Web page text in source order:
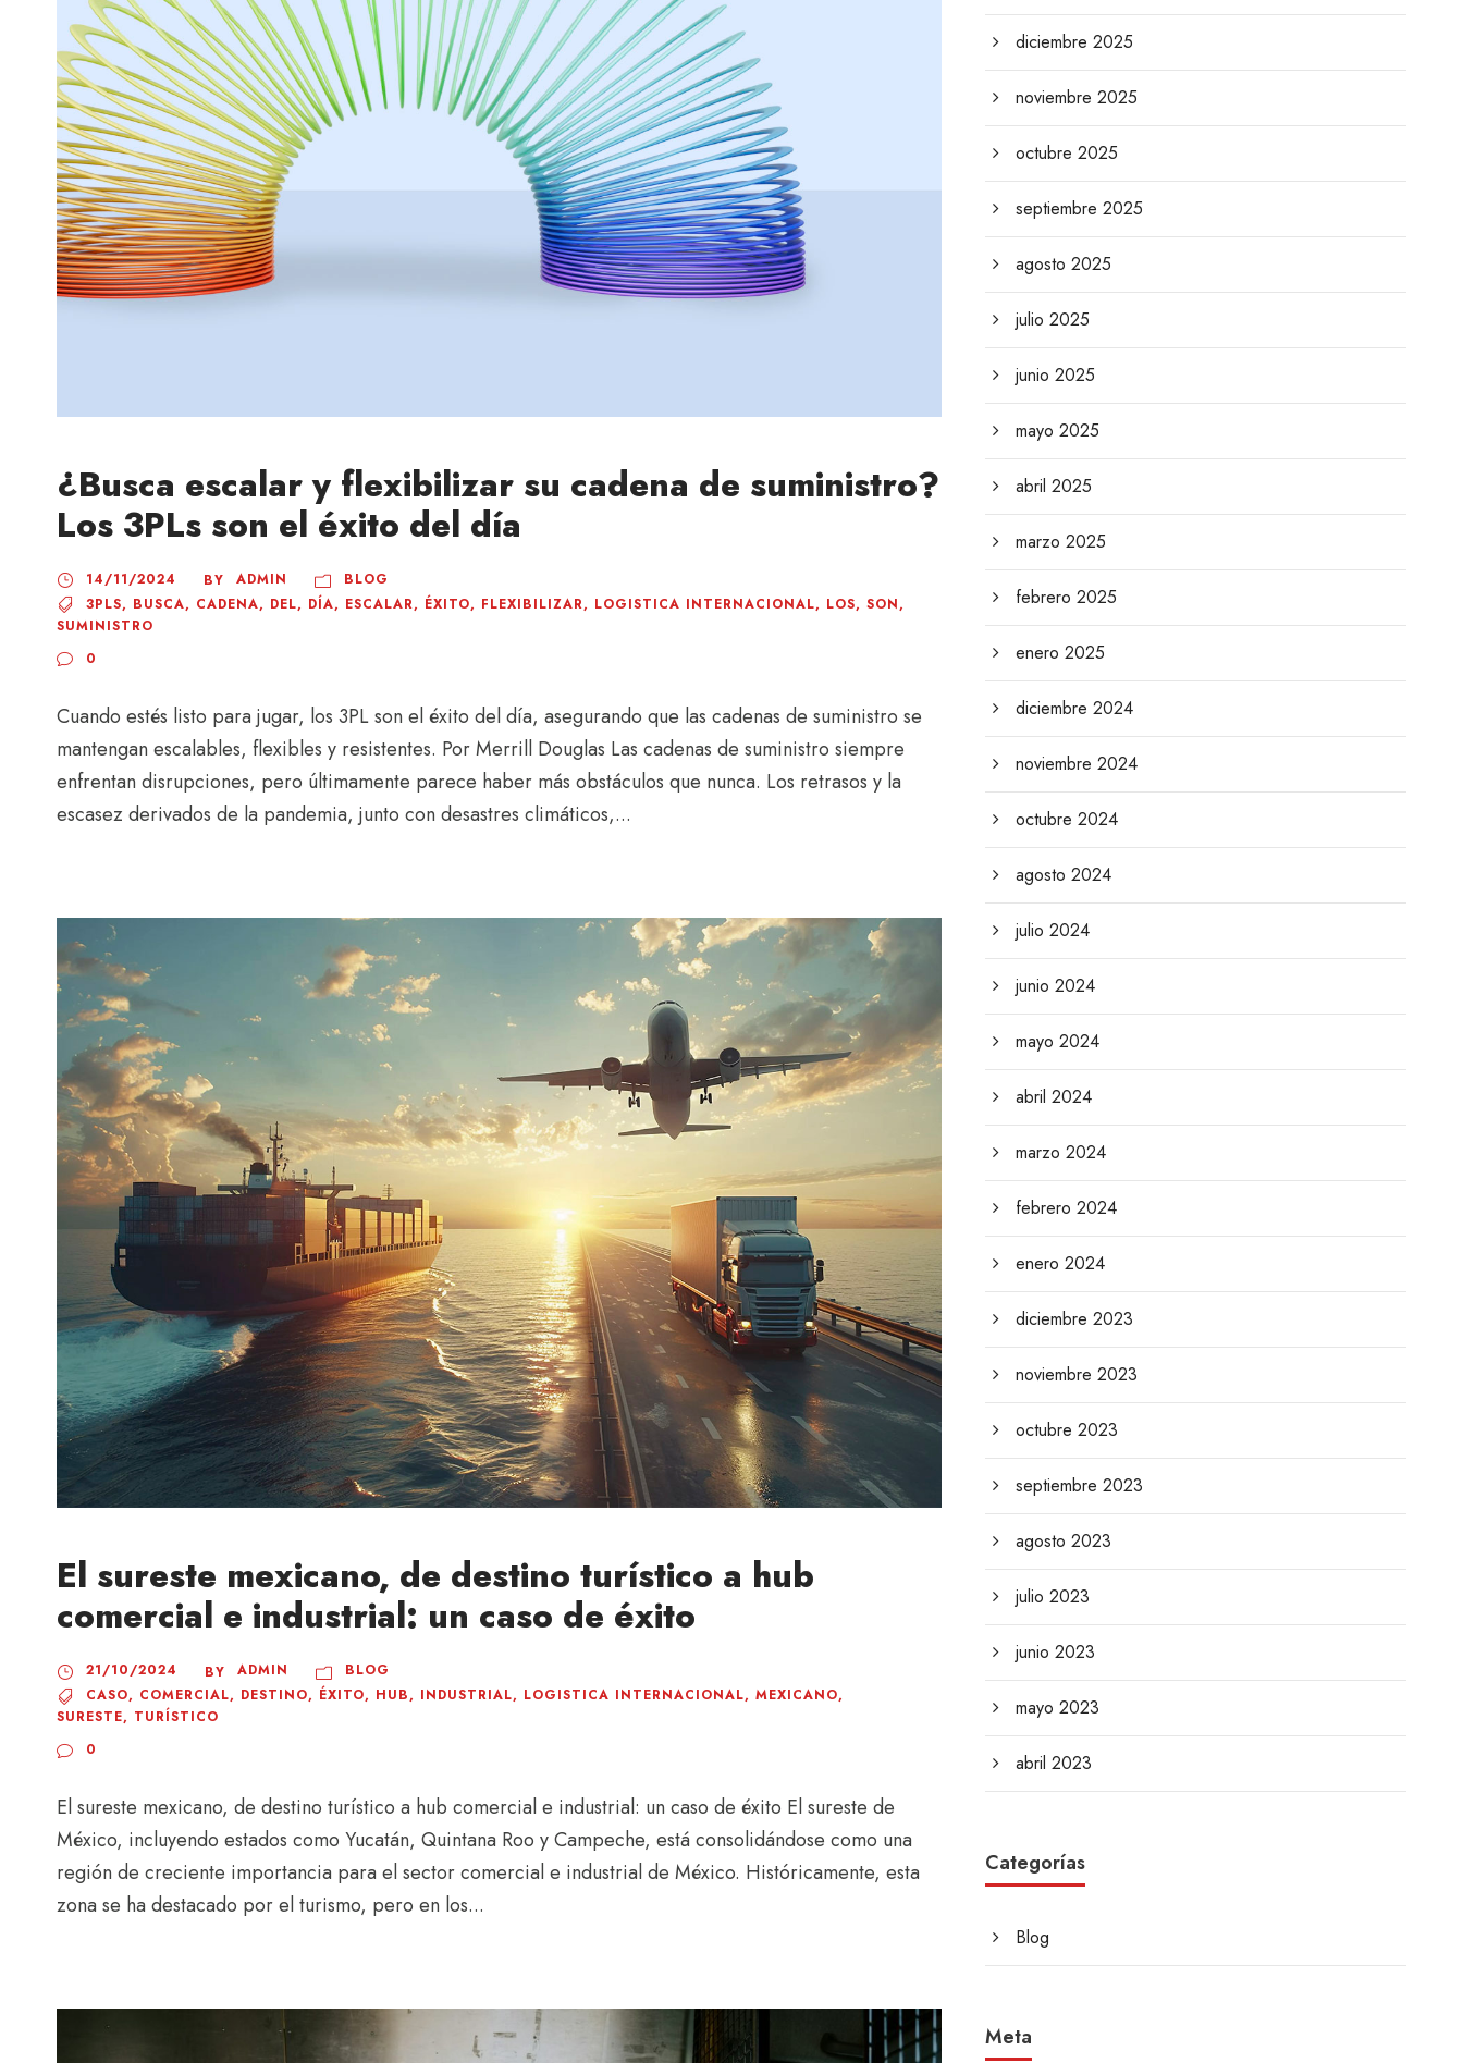
¿Busca escalar y flexibilizar su cadena de suministro?
Los 3PLs son el éxito del día
14/11/2024 BY ADMIN
BLOG
3PLS, BUSCA, CADENA, DEL, DÍA, ESCALAR, ÉXITO, FLEXIBILIZAR, LOGISTICA INTERNACIONAL, LOS, SON,
SUMINISTRO
0
Cuando estés listo para jugar, los 3PL son el éxito del día, asegurando que las cadenas de suministro se
mantengan escalables, flexibles y resistentes. Por Merrill Douglas Las cadenas de suministro siempre
enfrentan disrupciones, pero últimamente parece haber más obstáculos que nunca. Los retrasos y la
escasez derivados de la pandemia, junto con desastres climáticos,...
El sureste mexicano, de destino turístico a hub
comercial e industrial: un caso de éxito
21/10/2024 BY ADMIN
BLOG
CASO, COMERCIAL, DESTINO, ÉXITO, HUB, INDUSTRIAL, LOGISTICA INTERNACIONAL, MEXICANO,
SURESTE, TURÍSTICO
0
El sureste mexicano, de destino turístico a hub comercial e industrial: un caso de éxito El sureste de
México, incluyendo estados como Yucatán, Quintana Roo y Campeche, está consolidándose como una
región de creciente importancia para el sector comercial e industrial de México. Históricamente, esta
zona se ha destacado por el turismo, pero en los...
diciembre 2025
noviembre 2025
octubre 2025
septiembre 2025
agosto 2025
julio 2025
junio 2025
mayo 2025
abril 2025
marzo 2025
febrero 2025
enero 2025
diciembre 2024
noviembre 2024
octubre 2024
agosto 2024
julio 2024
junio 2024
mayo 2024
abril 2024
marzo 2024
febrero 2024
enero 2024
diciembre 2023
noviembre 2023
octubre 2023
septiembre 2023
agosto 2023
julio 2023
junio 2023
mayo 2023
abril 2023
Categorías
Blog
Meta